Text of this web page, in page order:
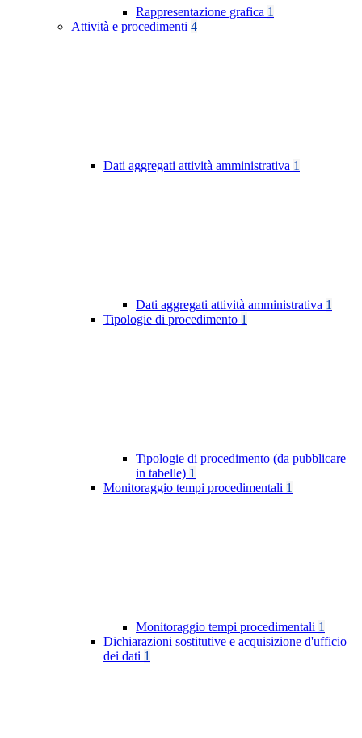
Rappresentazione grafica 1
Attività e procedimenti 4
Dati aggregati attività amministrativa 1
Dati aggregati attività amministrativa 1
Tipologie di procedimento 1
Tipologie di procedimento (da pubblicare
in tabelle) 1
Monitoraggio tempi procedimentali 1
Monitoraggio tempi procedimentali 1
Dichiarazioni sostitutive e acquisizione d'ufficio
dei dati 1